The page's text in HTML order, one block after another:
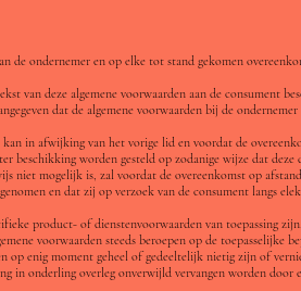
de ondernemer en op elke tot stand gekomen
van deze algemene voorwaarden aan de consument
dat de algemene voorwaarden bij de
in afwijking van het vorige lid en voordat de
beschikking worden gesteld op zodanige wijze dat
niet mogelijk is, zal voordat de overeenkomst op
en dat zij op verzoek van de consument langs
product- of dienstenvoorwaarden van toepassing
voorwaarden steeds beroepen op de toepasselijke
op enig moment geheel of gedeeltelijk nietig zijn of
in onderling overleg onverwijld vervangen worden